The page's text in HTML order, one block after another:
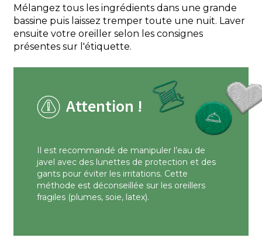
Mélangez tous les ingrédients dans une grande
bassine puis laissez tremper toute une nuit. Laver
ensuite votre oreiller selon les consignes
présentes sur l'étiquette.
Attention !
Il est recommandé de manipuler l’eau de
javel avec des lunettes de protection et des
gants pour éviter les irritations. Cette
méthode est déconseillée sur les oreillers
fragiles (plumes, soie, latex).